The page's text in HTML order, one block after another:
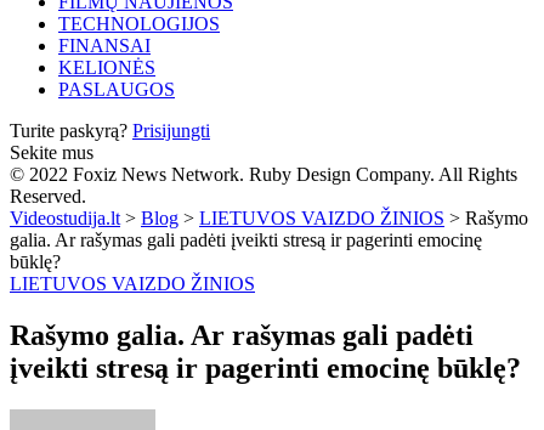
TECHNOLOGIJOS
FINANSAI
KELIONĖS
PASLAUGOS
Turite paskyrą? Prisijungti
Sekite mus
© 2022 Foxiz News Network. Ruby Design Company. All Rights
Reserved.
Videostudija.lt > Blog > LIETUVOS VAIZDO ŽINIOS > Rašymo
galia. Ar rašymas gali padėti įveikti stresą ir pagerinti emocinę
būklę?
LIETUVOS VAIZDO ŽINIOS
Rašymo galia. Ar rašymas gali padėti
įveikti stresą ir pagerinti emocinę būklę?